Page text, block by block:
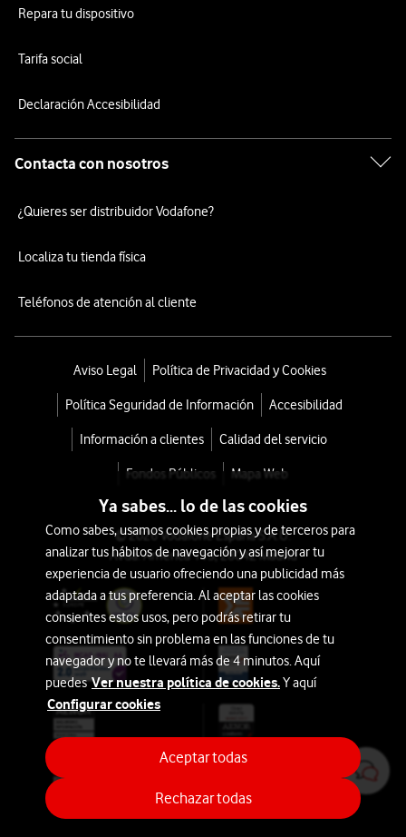
Repara tu dispositivo
Tarifa social
Declaración Accesibilidad
Contacta con nosotros
¿Quieres ser distribuidor Vodafone?
Localiza tu tienda física
Teléfonos de atención al cliente
Aviso Legal Política de Privacidad y Cookies
Política Seguridad de Información Accesibilidad
Información a clientes Calidad del servicio
Fondos Públicos Mapa Web
© 2026 Vodafone España S.A.U.
Avda. América 115, 28042 Madrid
Ya sabes... lo de las cookies
Como sabes, usamos cookies propias y de terceros para
analizar tus hábitos de navegación y así mejorar tu
experiencia de usuario ofreciendo una publicidad más
adaptada a tus preferencia. Al aceptar las cookies
consientes estos usos, pero podrás retirar tu
consentimiento sin problema en las funciones de tu
navegador y no te llevará más de 4 minutos. Aquí
puedesVer nuestra política de cookies.Y aquí
Configurar cookies
Rechazar todas
Aceptar todas